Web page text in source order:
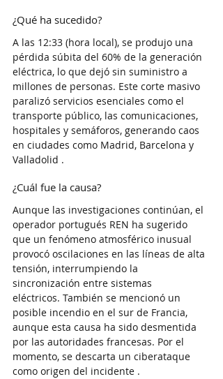
¿Qué ha sucedido?
A las 12:33 (hora local), se produjo una
pérdida súbita del 60% de la generación
eléctrica, lo que dejó sin suministro a
millones de personas. Este corte masivo
paralizó servicios esenciales como el
transporte público, las comunicaciones,
hospitales y semáforos, generando caos
en ciudades como Madrid, Barcelona y
Valladolid .​
¿Cuál fue la causa?
Aunque las investigaciones continúan, el
operador portugués REN ha sugerido
que un fenómeno atmosférico inusual
provocó oscilaciones en las líneas de alta
tensión, interrumpiendo la
sincronización entre sistemas
eléctricos. También se mencionó un
posible incendio en el sur de Francia,
aunque esta causa ha sido desmentida
por las autoridades francesas. Por el
momento, se descarta un ciberataque
como origen del incidente .​